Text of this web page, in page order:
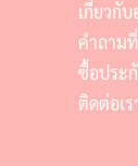
เกี่ยวกับ
คำถาม
ซื้อประ
ติดต่อเร